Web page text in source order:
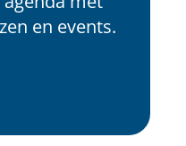
en events.